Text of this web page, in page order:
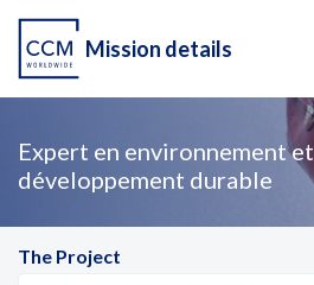
Mission details
Expert en environnement et
développement durable
The Project